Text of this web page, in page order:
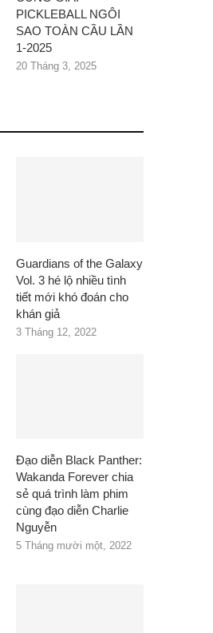
PICKLEBALL NGÔI
SAO TOÀN CẦU LẦN
1-2025
20 Tháng 3, 2025
Guardians of the Galaxy
Vol. 3 hé lộ nhiều tình
tiết mới khó đoán cho
khán giả
3 Tháng 12, 2022
Đạo diễn Black Panther:
Wakanda Forever chia
sẻ quá trình làm phim
cùng đạo diễn Charlie
Nguyễn
5 Tháng mười một, 2022